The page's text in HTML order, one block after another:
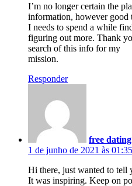
I’m no longer certain the
information, however good
I needs to spend a while
figuring out more. Thank
search of this info for my
mission.
Responder
free
1 de junho de 2021 às 01:35
Hi there, just wanted to tell
It was inspiring. Keep on